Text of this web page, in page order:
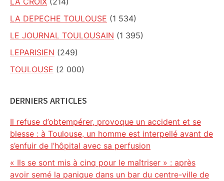
LA DEPECHE TOULOUSE (1 534)
LE JOURNAL TOULOUSAIN (1 395)
LEPARISIEN (249)
TOULOUSE (2 000)
DERNIERS ARTICLES
Il refuse d’obtempérer, provoque un accident et se
blesse : à Toulouse, un homme est interpellé avant de
s’enfuir de l’hôpital avec sa perfusion
« Ils se sont mis à cinq pour le maîtriser » : après
avoir semé la panique dans un bar du centre-ville de